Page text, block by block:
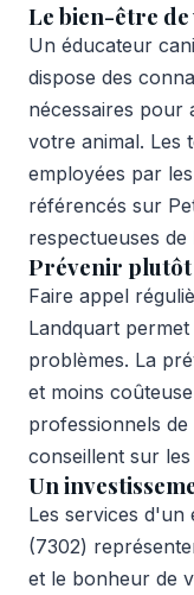
Le bien-être
Un éducateur
dispose des
nécessaires pour
votre animal. Les
employées par
référencés sur
respectueuses de
Prévenir
Faire appel
Landquart
problèmes. La
et moins
professionnels
conseillent sur
Un
Les services d'un
(7302)
et le bonheur de